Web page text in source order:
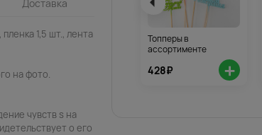
Доставка
1,5 шт., лента
на фото.
чувств s на
о его
Топперы в
ассортименте
428₽ +